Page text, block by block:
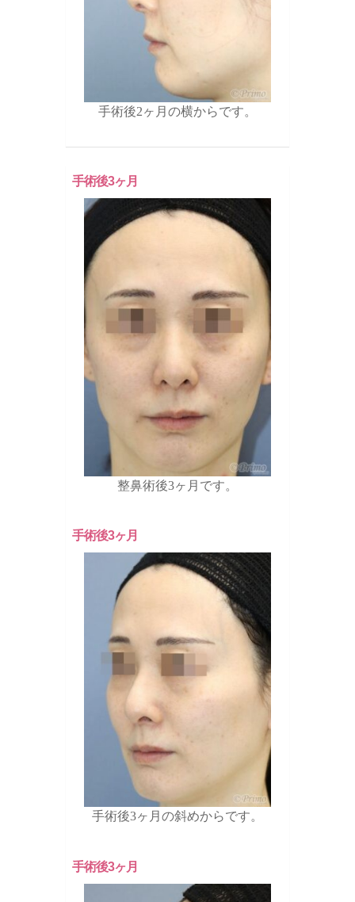
手術後2ヶ月の横からです。
手術後3ヶ月
整鼻術後3ヶ月です。
手術後3ヶ月
手術後3ヶ月の斜めからです。
手術後3ヶ月